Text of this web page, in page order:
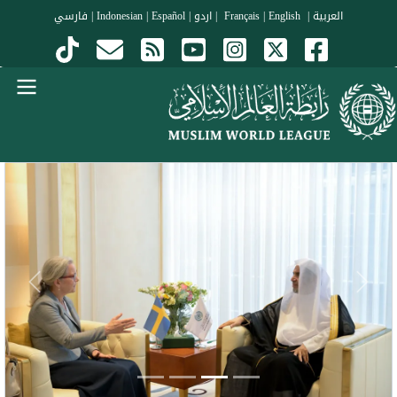
تجاوز إلى المحتوى الرئيسي
العربية|
|English
| اردو|
Indonesian |Español
| فارسي
Menu Arabic
Next